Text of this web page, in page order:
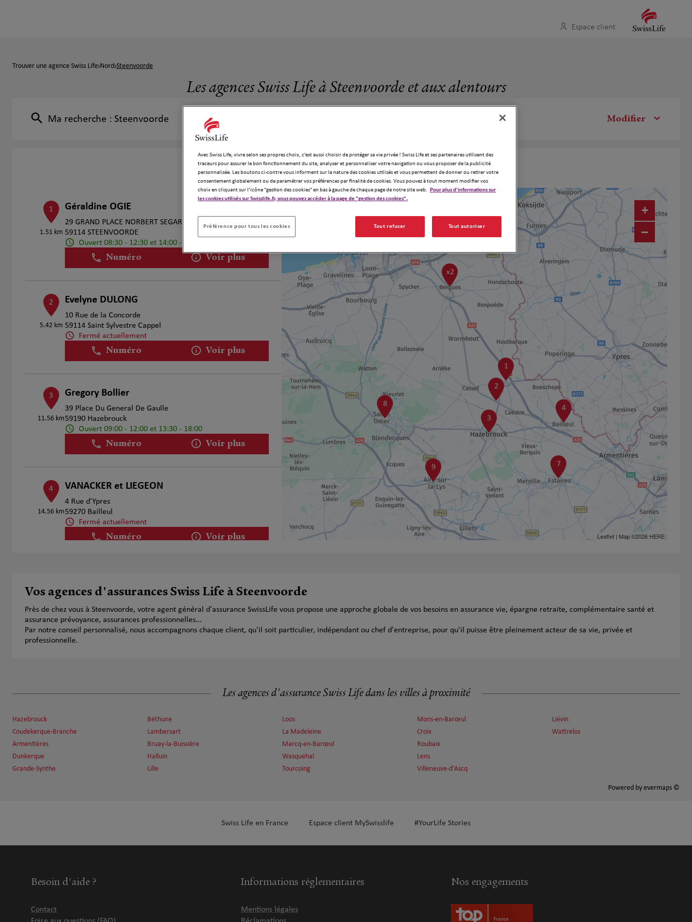
Espace client
Trouver une agence Swiss Life Nord Steenvoorde
Les agences Swiss Life à Steenvoorde et aux alentours
Ma recherche : Steenvoorde Modifier
10 agences Swiss Life à Steenvoorde
1
1.51 km
Géraldine OGIE
29 GRAND PLACE NORBERT SEGARD
59114 STEENVOORDE
Ouvert 08:30 - 12:30 et 14:00 - 17:30
Numéro Voir plus
2
5.42 km
Evelyne DULONG
10 Rue de la Concorde
59114 Saint Sylvestre Cappel
Fermé actuellement
Numéro Voir plus
3
11.56 km
Gregory Bollier
39 Place Du General De Gaulle
59190 Hazebrouck
Ouvert 09:00 - 12:00 et 13:30 - 18:00
Numéro Voir plus
4
14.56 km
VANACKER et LIEGEON
4 Rue d'Ypres
59270 Bailleul
Fermé actuellement
Numéro Voir plus
19.06 km
5 Place du Marche aux Volailles
59380 Bergues
Ouvert 09:00 - 12:00 et 13:00 - 18:00
Numéro Voir plus
Ouvert sur rdv 14:30 - 18:00
Voir plus
61 RUE D’ARRAS
7
9
8
x2
4
3
2
1
+
−
Leaflet| Map ©2026 HERE
Vos agences d'assurances Swiss Life à Steenvoorde
Près de chez vous à Steenvoorde, votre agent général d'assurance SwissLife vous propose une approche globale de vos besoins en assurance vie, épargne retraite, complémentaire santé et
assurance prévoyance, assurances professionnelles...
Par notre conseil personnalisé, nous accompagnons chaque client, qu'il soit particulier, indépendant ou chef d'entreprise, pour qu'il puisse être pleinement acteur de sa vie, privée et
professionnelle.
Les agences d'assurance Swiss Life dans les villes à proximité
Hazebrouck
Coudekerque-Branche
Armentières
Dunkerque
Grande-Synthe
Béthune
Lambersart
Bruay-la-Buissière
Halluin
Lille
Loos
La Madeleine
Marcq-en-Barœul
Wasquehal
Tourcoing
Mons-en-Barœul
Croix
Roubaix
Lens
Villeneuve-d'Ascq
Liévin
Wattrelos
Powered by evermaps ©
Swiss Life en France Espace client MySwisslife #YourLife Stories
Besoin d'aide ?
Contact
Informations réglementaires
Mentions légales
Nos engagements
Avec Swiss Life, vivre selon ses propres choix, c’est aussi choisir de protéger sa vie privée ! Swiss Life et ses partenaires utilisent des
traceurs pour assurer le bon fonctionnement du site, analyser et personnaliser votre navigation ou vous proposer de la publicité
personnalisée. Les boutons ci-contre vous informent sur la nature des cookies utilisés et vous permettent de donner ou retirer votre
consentement globalement ou de paramétrer vos préférences par finalité de cookies. Vous pouvez à tout moment modifier vos
choix en cliquant sur l’icône "gestion des cookies" en bas à gauche de chaque page de notre site web. Pour plus d'informations sur
les cookies utilisés sur Swisslife.fr, vous pouvez accéder à la page de "gestion des cookies".
Préférence pour tous les cookies Tout refuser Tout autoriser